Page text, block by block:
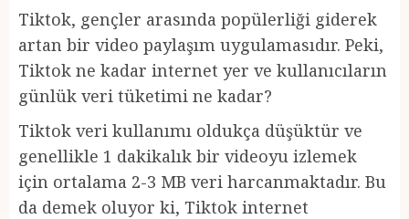
Tiktok, gençler arasında popülerliği giderek
artan bir video paylaşım uygulamasıdır. Peki,
Tiktok ne kadar internet yer ve kullanıcıların
günlük veri tüketimi ne kadar?
Tiktok veri kullanımı oldukça düşüktür ve
genellikle 1 dakikalık bir videoyu izlemek
için ortalama 2-3 MB veri harcanmaktadır. Bu
da demek oluyor ki, Tiktok internet